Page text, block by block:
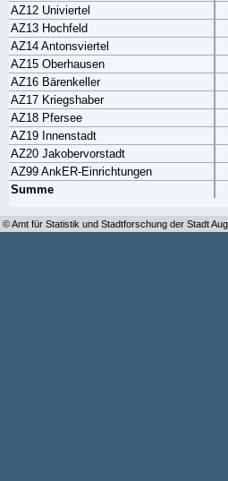
AZ12 Univiertel
AZ13 Hochfeld
AZ14 Antonsviertel
AZ15 Oberhausen
AZ16 Bärenkeller
AZ17 Kriegshaber
AZ18 Pfersee
AZ19 Innenstadt
AZ20 Jakobervorstadt
AZ99 AnkER-Einrichtungen
Summe
© Amt für Statistik und Stadtforschung der Stadt